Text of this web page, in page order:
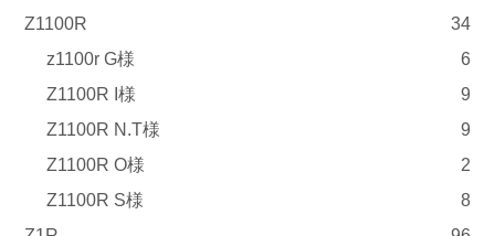
Z1100R
34
z1100r G様
6
Z1100R I様
9
Z1100R N.T様
9
Z1100R O様
2
Z1100R S様
8